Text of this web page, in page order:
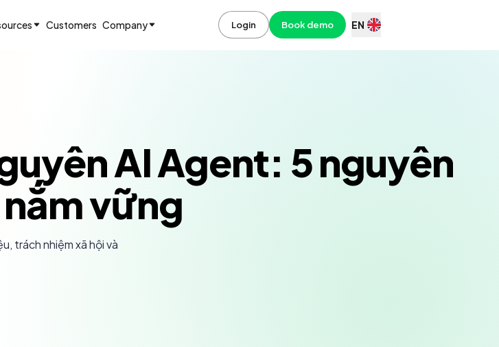
Customers Company Login Book demo EN
AI Agent: 5 nguyên
vững
trách nhiệm xã hội và